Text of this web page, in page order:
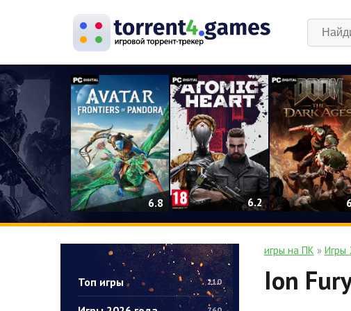
6.8 6.2
Топ игры 210
игры на ПК » Игры
Ion